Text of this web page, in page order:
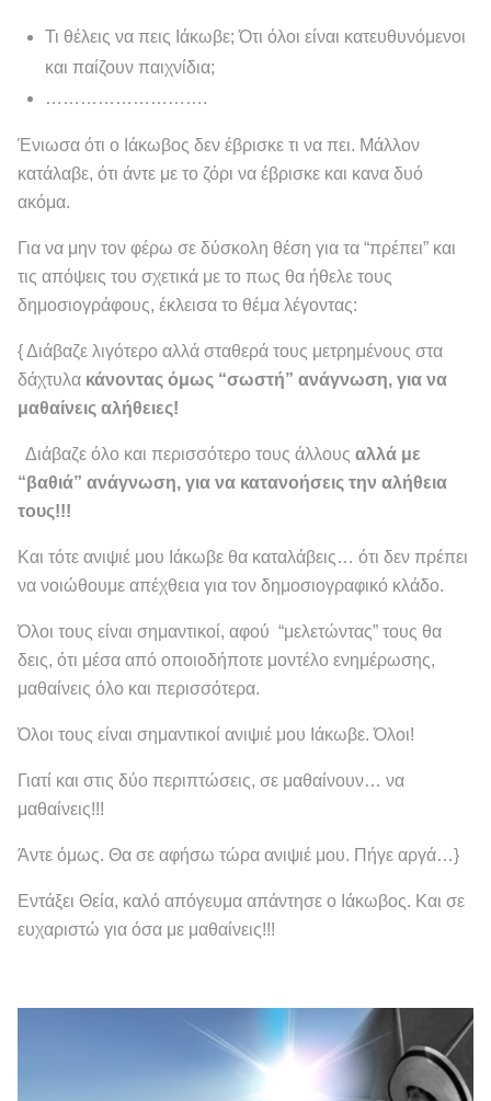
Τι θέλεις να πεις Ιάκωβε; Ότι όλοι είναι κατευθυνόμενοι
και παίζουν παιχνίδια;
……………………….
Ένιωσα ότι ο Ιάκωβος δεν έβρισκε τι να πει. Μάλλον
κατάλαβε, ότι άντε με το ζόρι να έβρισκε και κανα δυό
ακόμα.
Για να μην τον φέρω σε δύσκολη θέση για τα “πρέπει” και
τις απόψεις του σχετικά με το πως θα ήθελε τους
δημοσιογράφους, έκλεισα το θέμα λέγοντας:
{ Διάβαζε λιγότερο αλλά σταθερά τους μετρημένους στα
δάχτυλα κάνοντας όμως “σωστή” ανάγνωση, για να
μαθαίνεις αλήθειες!
Διάβαζε όλο και περισσότερο τους άλλους αλλά με
“βαθιά” ανάγνωση, για να κατανοήσεις την αλήθεια
τους!!!
Και τότε ανιψιέ μου Ιάκωβε θα καταλάβεις… ότι δεν πρέπει
να νοιώθουμε απέχθεια για τον δημοσιογραφικό κλάδο.
Όλοι τους είναι σημαντικοί, αφού “μελετώντας” τους θα
δεις, ότι μέσα από οποιοδήποτε μοντέλο ενημέρωσης,
μαθαίνεις όλο και περισσότερα.
Όλοι τους είναι σημαντικοί ανιψιέ μου Ιάκωβε. Όλοι!
Γιατί και στις δύο περιπτώσεις, σε μαθαίνουν… να
μαθαίνεις!!!
Άντε όμως. Θα σε αφήσω τώρα ανιψιέ μου. Πήγε αργά…}
Εντάξει Θεία, καλό απόγευμα απάντησε ο Ιάκωβος. Και σε
ευχαριστώ για όσα με μαθαίνεις!!!